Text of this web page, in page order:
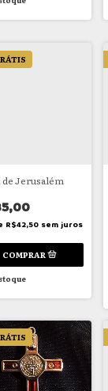
Jerusalém
R$42,50 sem juros